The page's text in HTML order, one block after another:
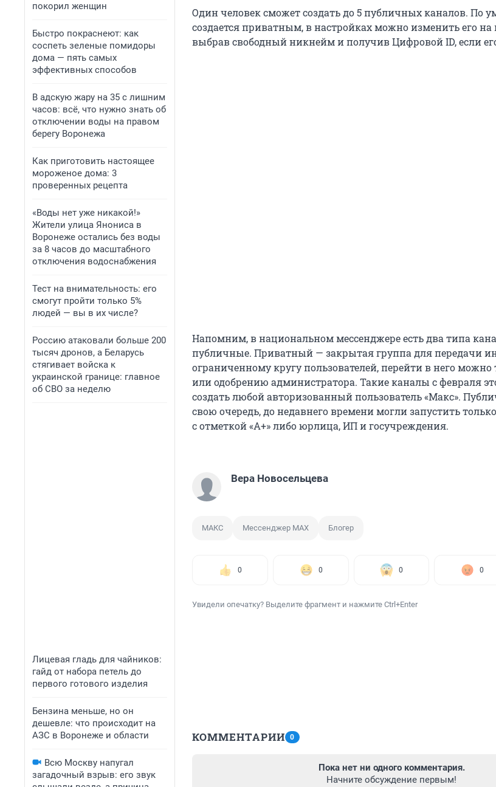
покорил женщин
Быстро покраснеют: как
соспеть зеленые помидоры
дома — пять самых
эффективных способов
В адскую жару на 35 с лишним
часов: всё, что нужно знать об
отключении воды на правом
берегу Воронежа
Как приготовить настоящее
мороженое дома: 3
проверенных рецепта
«Воды нет уже никакой!»
Жители улица Янониса в
Воронеже остались без воды
за 8 часов до масштабного
отключения водоснабжения
Тест на внимательность: его
смогут пройти только 5%
людей — вы в их числе?
Россию атаковали больше 200
тысяч дронов, а Беларусь
стягивает войска к
украинской границе: главное
об СВО за неделю
Лицевая гладь для чайников:
гайд от набора петель до
первого готового изделия
Бензина меньше, но он
дешевле: что происходит на
АЗС в Воронеже и области
Всю Москву напугал
загадочный взрыв: его звук
Один человек сможет создать до 5 публичных каналов. По
создается приватным, в настройках можно изменить его
выбрав свободный никнейм и получив Цифровой ID, если
Напомним, в национальном мессенджере есть два типа
публичные. Приватный — закрытая группа для передачи
ограниченному кругу пользователей, перейти в него можно
или одобрению администратора. Такие каналы с февраля
создать любой авторизованный пользователь «Макс».
свою очередь, до недавнего времени могли запустить
с отметкой «А+» либо юрлица, ИП и госучреждения.
Вера Новосельцева
МАКС Мессенджер MAX Блогер
0 0 0 0
Увидели опечатку? Выделите фрагмент и нажмите Ctrl+Enter
КОММЕНТАРИИ 0
Пока нет ни одного комментария.
Начните обсуждение первым!